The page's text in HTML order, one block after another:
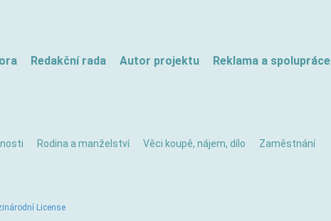
Redakční rada Autor projektu Reklama a spolupráce
Rodina a manželství Věci koupě, nájem, dílo Zaměstnání
License